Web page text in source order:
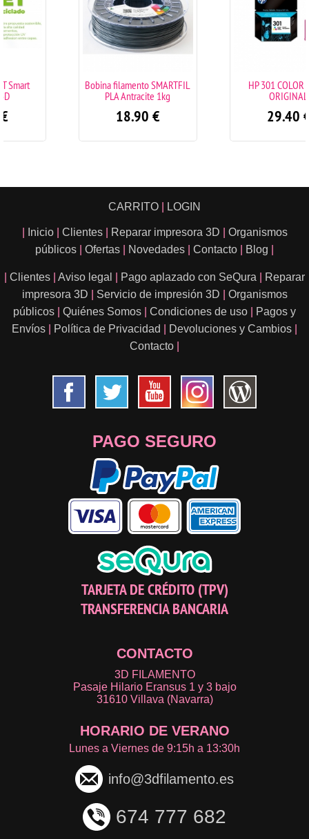
Bobina filamento SMARTFIL
PLA Antracite 1kg
€
HP 301 COLOR TINTA
€
CARRITO LOGIN
Inicio Clientes Reparar impresora 3D
Organismos
públicos
Ofertas Novedades Contacto Blog
Clientes Aviso legal Pago aplazado con SeQura
Reparar
impresora 3D
Servicio de impresión 3D
Organismos
públicos
Quiénes Somos Condiciones de uso
Pagos y
Envíos
Política de Privacidad Devoluciones y Cambios
Contacto
PAGO SEGURO
TARJETA DE CRÉDITO (TPV)
TRANSFERENCIA BANCARIA
CONTACTO
3D FILAMENTO
Pasaje Hilario Eransus 1 y 3 bajo
31610 Villava (Navarra)
HORARIO DE VERANO
Lunes a Viernes de 9:15h a 13:30h
info@3dfilamento.es
674 777 682